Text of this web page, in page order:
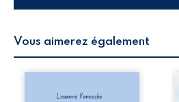
Vous aimerez également
la rue donne la